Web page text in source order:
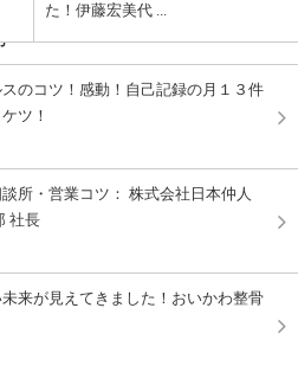
た！伊藤宏美代 ...
のコツ！感動！自己記録の月１３件
ツ！
所・営業コツ： 株式会社日本仲人
社長
来が見えてきました！おいかわ整骨